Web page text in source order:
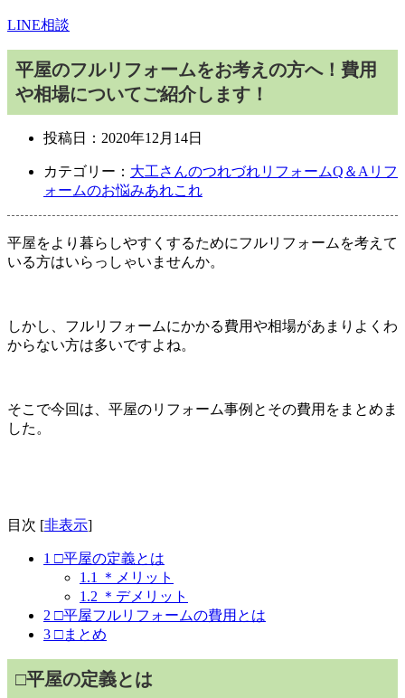
LINE相談
平屋のフルリフォームをお考えの方へ！費用
や相場についてご紹介します！
投稿日： 2020年12月14日
カテゴリー： 大工さんのつれづれリフォームQ＆A リフ
ォームのお悩みあれこれ
平屋をより暮らしやすくするためにフルリフォームを考えて
いる方はいらっしゃいませんか。
しかし、フルリフォームにかかる費用や相場があまりよくわ
からない方は多いですよね。
そこで今回は、平屋のリフォーム事例とその費用をまとめま
した。
目次 [非表示]
1 □平屋の定義とは
1.1
＊メリット
1.2 ＊デメリット
2 □平屋フルリフォームの費用とは
3 □まとめ
□平屋の定義とは